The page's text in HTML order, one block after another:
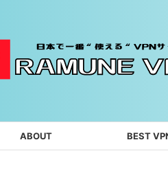
ABOUT BEST